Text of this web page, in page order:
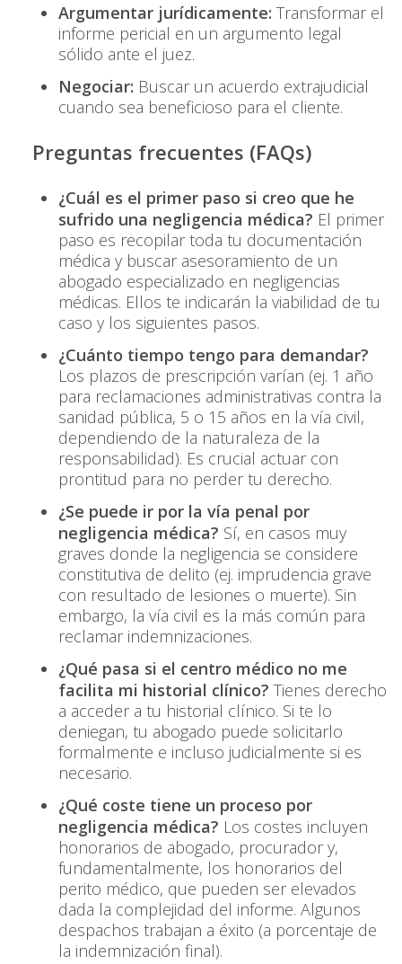
Argumentar jurídicamente: Transformar el
informe pericial en un argumento legal
sólido ante el juez.
Negociar: Buscar un acuerdo extrajudicial
cuando sea beneficioso para el cliente.
Preguntas frecuentes (FAQs)
¿Cuál es el primer paso si creo que he
sufrido una negligencia médica? El primer
paso es recopilar toda tu documentación
médica y buscar asesoramiento de un
abogado especializado en negligencias
médicas. Ellos te indicarán la viabilidad de tu
caso y los siguientes pasos.
¿Cuánto tiempo tengo para demandar?
Los plazos de prescripción varían (ej. 1 año
para reclamaciones administrativas contra la
sanidad pública, 5 o 15 años en la vía civil,
dependiendo de la naturaleza de la
responsabilidad). Es crucial actuar con
prontitud para no perder tu derecho.
¿Se puede ir por la vía penal por
negligencia médica? Sí, en casos muy
graves donde la negligencia se considere
constitutiva de delito (ej. imprudencia grave
con resultado de lesiones o muerte). Sin
embargo, la vía civil es la más común para
reclamar indemnizaciones.
¿Qué pasa si el centro médico no me
facilita mi historial clínico? Tienes derecho
a acceder a tu historial clínico. Si te lo
deniegan, tu abogado puede solicitarlo
formalmente e incluso judicialmente si es
necesario.
¿Qué coste tiene un proceso por
negligencia médica? Los costes incluyen
honorarios de abogado, procurador y,
fundamentalmente, los honorarios del
perito médico, que pueden ser elevados
dada la complejidad del informe. Algunos
despachos trabajan a éxito (a porcentaje de
la indemnización final).